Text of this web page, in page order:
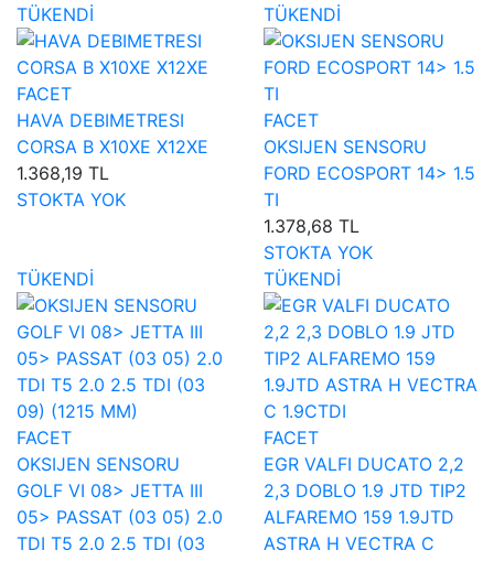
TÜKENDİ
FACET
HAVA DEBIMETRESI
CORSA B X10XE X12XE
1.368,19 TL
STOKTA YOK
TÜKENDİ
FACET
OKSIJEN SENSORU
FORD ECOSPORT 14> 1.5
TI
1.378,68 TL
STOKTA YOK
TÜKENDİ
FACET
OKSIJEN SENSORU
GOLF VI 08> JETTA III
05> PASSAT (03 05) 2.0
TDI T5 2.0 2.5 TDI (03
TÜKENDİ
FACET
EGR VALFI DUCATO 2,2
2,3 DOBLO 1.9 JTD TIP2
ALFAREMO 159 1.9JTD
ASTRA H VECTRA C